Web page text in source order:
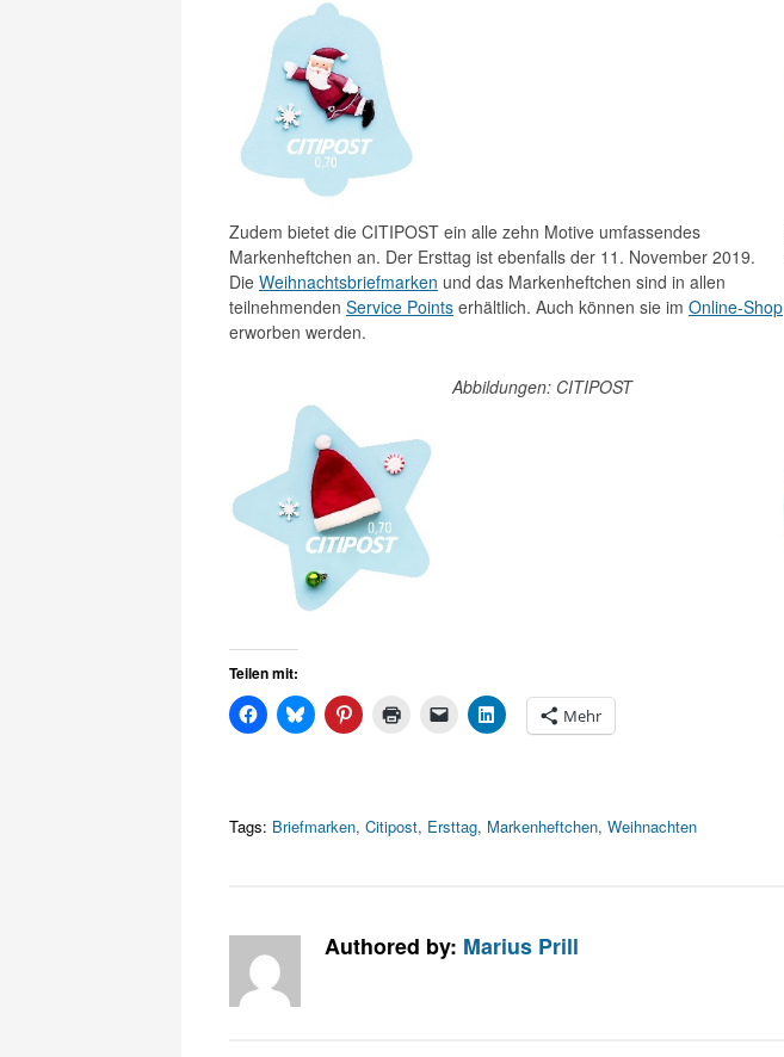
Zudem bietet die CITIPOST ein alle zehn Motive umfassendes
Markenheftchen an. Der Ersttag ist ebenfalls der 11. November 2019.
Die Weihnachtsbriefmarken und das Markenheftchen sind in allen
teilnehmenden Service Points erhältlich. Auch können sie im Online-Shop
erworben werden.
Abbildungen: CITIPOST
Teilen mit:
Mehr
Tags: Briefmarken, Citipost, Ersttag, Markenheftchen, Weihnachten
Authored by: Marius Prill